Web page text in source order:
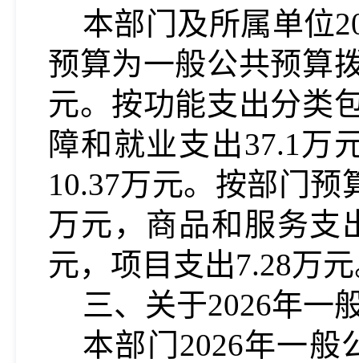
本部门及所属单位
预算为一般公共预算
元。按功能支出分类
障和就业支出37.1万
10.37万元。按部门预
万元，商品和服务支
元，项目支出7.28万
三、关于2026年一
本部门2026年一般